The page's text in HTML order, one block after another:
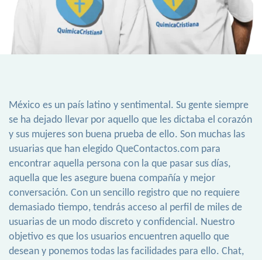
México es un país latino y sentimental. Su gente siempre
se ha dejado llevar por aquello que les dictaba el corazón
y sus mujeres son buena prueba de ello. Son muchas las
usuarias que han elegido QueContactos.com para
encontrar aquella persona con la que pasar sus días,
aquella que les asegure buena compañía y mejor
conversación. Con un sencillo registro que no requiere
demasiado tiempo, tendrás acceso al perfil de miles de
usuarias de un modo discreto y confidencial. Nuestro
objetivo es que los usuarios encuentren aquello que
desean y ponemos todas las facilidades para ello. Chat,